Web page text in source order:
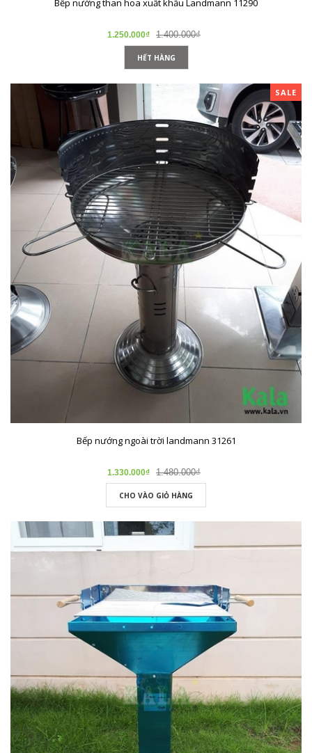
Bếp nướng than hoa xuất khẩu Landmann 11290
1.250.000₫ 1.400.000₫
HẾT HÀNG
SALE
Bếp nướng ngoài trời landmann 31261
1.330.000₫ 1.480.000₫
CHO VÀO GIỎ HÀNG